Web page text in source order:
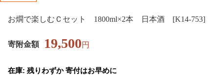
お燗で楽しむＣセット 1800ml×2本 日本酒 [K14-753]
寄附金額 19,500円
在庫: 残りわずか 寄付はお早めに